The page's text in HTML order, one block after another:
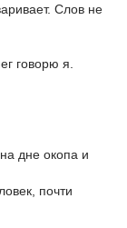
Слов не
говорю я.
дне окопа и
почти